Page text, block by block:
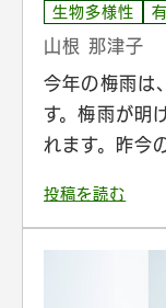
生物多様性
山根 那津子
今年の梅雨は
す。梅雨が明
れます。昨今
投稿を読む